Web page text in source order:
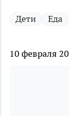
Дети Еда
10 февраля